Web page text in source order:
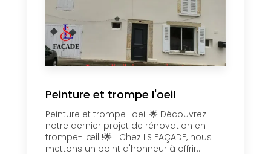
Peinture et trompe l'oeil
Peinture et trompe l'oeil 🌟 Découvrez
notre dernier projet de rénovation en
trompe-l'œil !🌟 Chez LS FAÇADE, nous
mettons un point d'honneur à offrir...